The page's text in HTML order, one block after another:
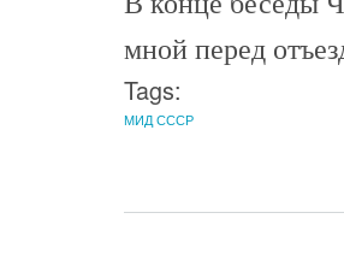
мной перед
Tags:
МИД СССР